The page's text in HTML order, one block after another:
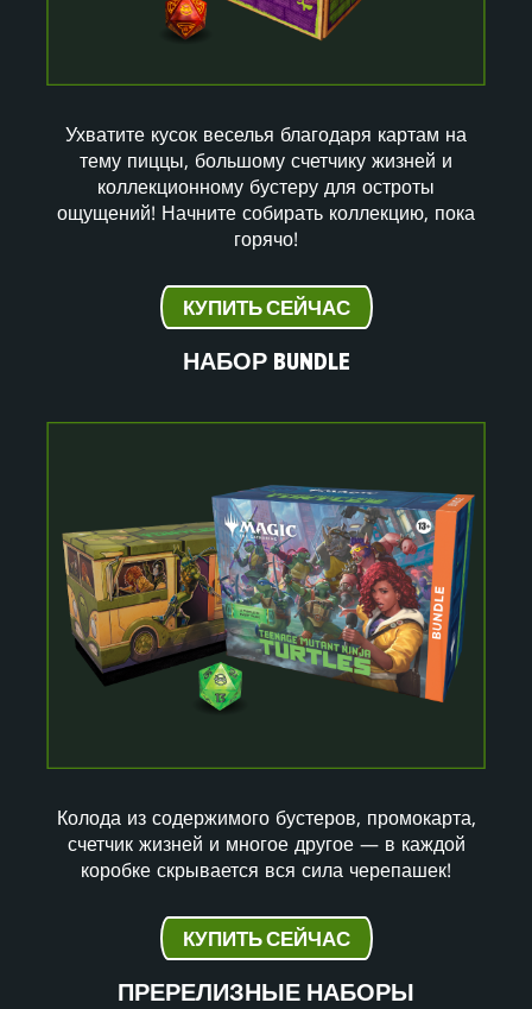
Ухватите кусок веселья благодаря картам на
тему пиццы, большому счетчику жизней и
коллекционному бустеру для остроты
ощущений! Начните собирать коллекцию, пока
горячо!
КУПИТЬ СЕЙЧАС
НАБОР BUNDLE
Колода из содержимого бустеров, промокарта,
счетчик жизней и многое другое — в каждой
коробке скрывается вся сила черепашек!
КУПИТЬ СЕЙЧАС
ПРЕРЕЛИЗНЫЕ НАБОРЫ